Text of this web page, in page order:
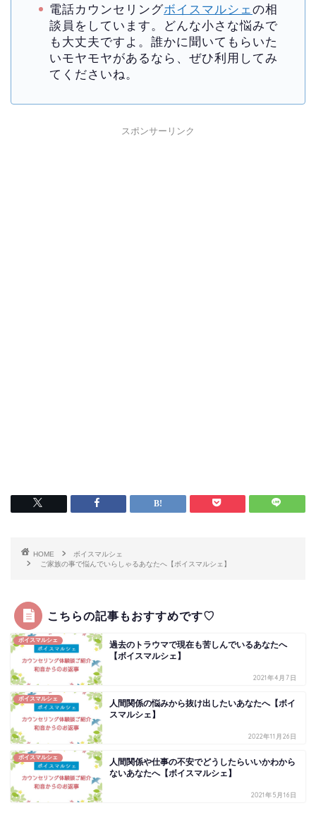
電話カウンセリングボイスマルシェ の相
談員をしています。どんな小さな悩みで
も大丈夫ですよ。誰かに聞いてもらいた
いモヤモヤがあるなら、ぜひ利用してみ
てくださいね。
スポンサーリンク
HOME
ボイスマルシェ
ご家族の事で悩んでいらしゃるあなたへ【ボイスマルシェ】
こちらの記事もおすすめです♡
ボイスマルシェ
過去のトラウマで現在も苦しんでいるあなたへ
【ボイスマルシェ】
2021年4月7日
ボイスマルシェ
人間関係の悩みから抜け出したいあなたへ【ボイ
スマルシェ】
2022年11月26日
ボイスマルシェ
人間関係や仕事の不安でどうしたらいいかわから
ないあなたへ【ボイスマルシェ】
2021年5月16日